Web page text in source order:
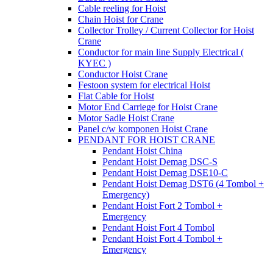
Cable reeling for Hoist
Chain Hoist for Crane
Collector Trolley / Current Collector for Hoist
Crane
Conductor for main line Supply Electrical (
KYEC )
Conductor Hoist Crane
Festoon system for electrical Hoist
Flat Cable for Hoist
Motor End Carriege for Hoist Crane
Motor Sadle Hoist Crane
Panel c/w komponen Hoist Crane
PENDANT FOR HOIST CRANE
Pendant Hoist China
Pendant Hoist Demag DSC-S
Pendant Hoist Demag DSE10-C
Pendant Hoist Demag DST6 (4 Tombol +
Emergency)
Pendant Hoist Fort 2 Tombol +
Emergency
Pendant Hoist Fort 4 Tombol
Pendant Hoist Fort 4 Tombol +
Emergency